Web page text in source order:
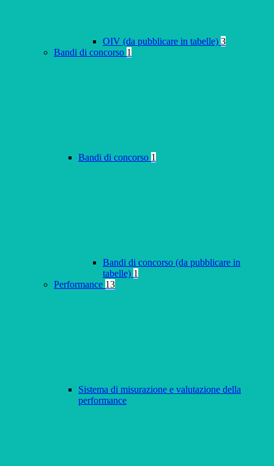
OIV (da pubblicare in tabelle) 3
Bandi di concorso 1
Bandi di concorso 1
Bandi di concorso (da pubblicare in
tabelle) 1
Performance 13
Sistema di misurazione e valutazione della
performance